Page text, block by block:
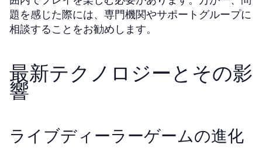
題を感じた際には、専門機関やサポートグループに
相談することをお勧めします。
最新テクノロジーとその影
響
ライブディーラーゲームの進化